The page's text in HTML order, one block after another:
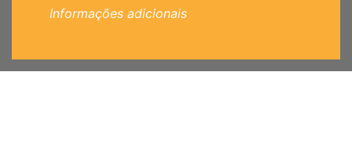
Informações adicionais